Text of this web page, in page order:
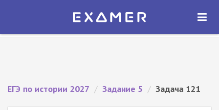
Экзамер — ЕГЭ 2027
ОТКРЫТЬ
ЕГЭ по истории 2027 / Задание 5 / Задача 121